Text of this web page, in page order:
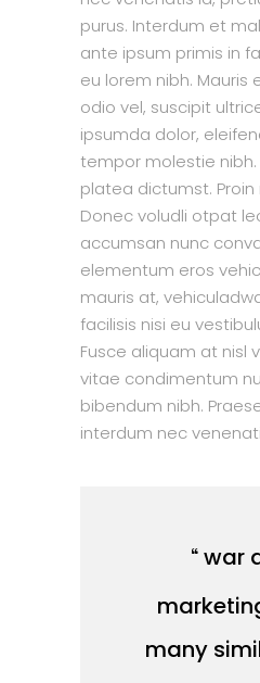
purus. Interdum et
ante ipsum primis in
eu lorem nibh. Mauris
odio vel, suscipit
ipsumda dolor,
tempor molestie
platea dictumst.
Donec voludli otpat
accumsan nunc
elementum eros
mauris at,
facilisis nisi eu
Fusce aliquam at nisl
vitae condimentum
bibendum nibh.
interdum nec
war
many